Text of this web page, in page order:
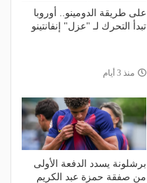
على طريقة الدومينو.. أوروبا
تبدأ التحرك لـ "عزل" إنفانتينو
منذ 3 أيام
برشلونة يسدد الدفعة الأولى
من صفقة حمزة عبد الكريم